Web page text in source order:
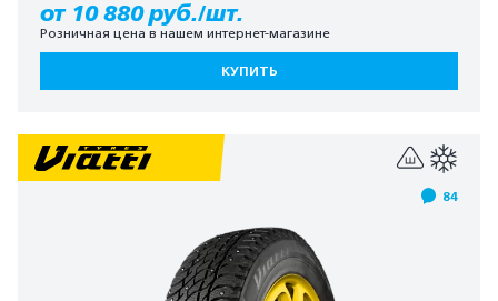
от 10 880 руб./шт.
Розничная цена в нашем интернет-магазине
КУПИТЬ
84